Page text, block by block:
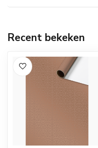
Recent bekeken